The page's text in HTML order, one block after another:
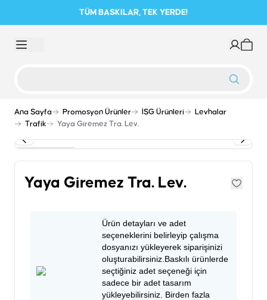
TÜM BASKILAR, TEK YERDE!
Ana Sayfa Promosyon Ürünler İSG Ürünleri
Levhalar
Trafik
Yaya Giremez Tra. Lev.
Yaya Giremez Tra. Lev.
Ürün detayları ve adet
seçeneklerini belirleyip çalışma
dosyanızı yükleyerek siparişinizi
oluşturabilirsiniz.Baskılı ürünlerde
seçtiğiniz adet seçeneği için
sadece bir adet tasarım
yükleyebilirsiniz. Birden fazla